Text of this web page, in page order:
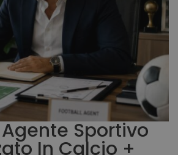
Sportivo
In Calcio +